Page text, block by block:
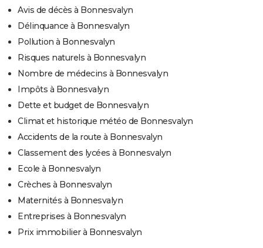
Avis de décès à Bonnesvalyn
Délinquance à Bonnesvalyn
Pollution à Bonnesvalyn
Risques naturels à Bonnesvalyn
Nombre de médecins à Bonnesvalyn
Impôts à Bonnesvalyn
Dette et budget de Bonnesvalyn
Climat et historique météo de Bonnesvalyn
Accidents de la route à Bonnesvalyn
Classement des lycées à Bonnesvalyn
Ecole à Bonnesvalyn
Crèches à Bonnesvalyn
Maternités à Bonnesvalyn
Entreprises à Bonnesvalyn
Prix immobilier à Bonnesvalyn